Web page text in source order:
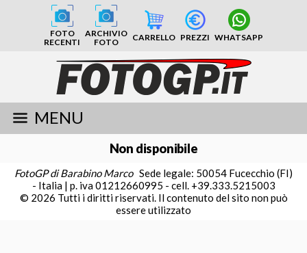
FOTO
RECENTI
ARCHIVIO
FOTO
CARRELLO PREZZI WHATSAPP
MENU
Non disponibile
FotoGP di Barabino Marco Sede legale: 50054 Fucecchio (FI)
- Italia | p. iva 01212660995 - cell. +39.333.5215003
© 2026 Tutti i diritti riservati. Il contenuto del sito non può
essere utilizzato